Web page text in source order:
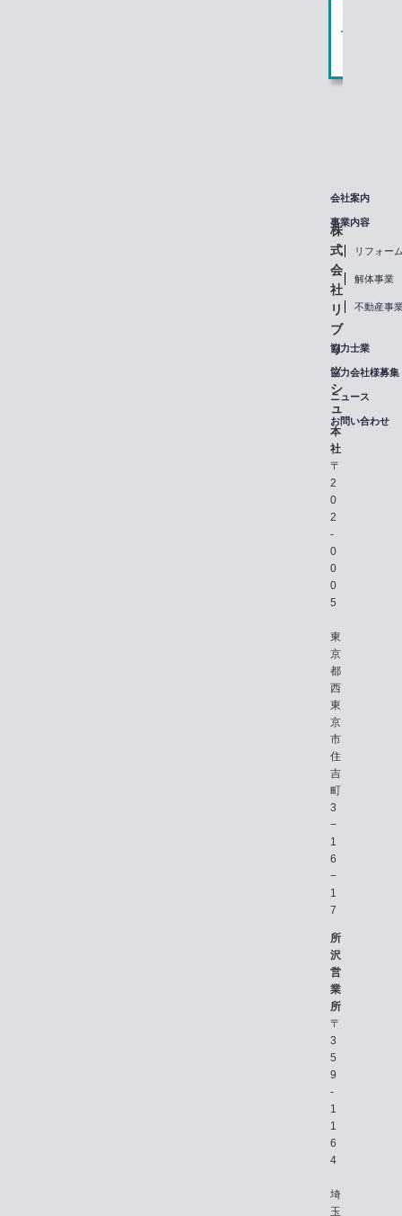
協力
株
式
会
社
リ
ブ
リ
ッ
シ
ュ
本
社
〒
2
0
2
-
0
0
0
5
東
京
都
西
東
京
市
住
吉
町
3
−
1
6
−
1
7
所
沢
営
業
所
〒
3
5
9
-
1
1
6
4
埼
玉
会社案内
事業内容
リフォー
解体事業
不動産事
協力士業
協力会社様募集
ニュース
お問い合わせ